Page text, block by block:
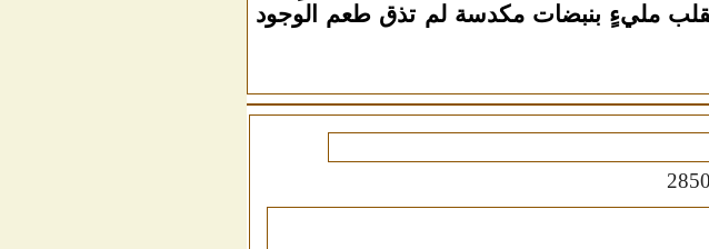
مليءٍ بنبضات مكدسة لم تذق طعم الوجود
2850